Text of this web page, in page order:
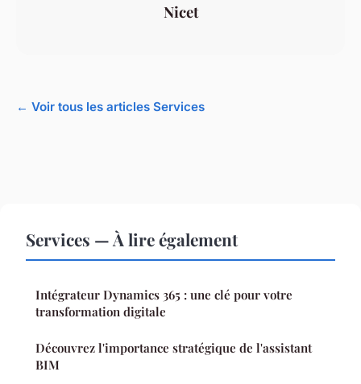
Nicet
← Voir tous les articles Services
Services — À lire également
Intégrateur Dynamics 365 : une clé pour votre
transformation digitale
Découvrez l'importance stratégique de l'assistant
BIM